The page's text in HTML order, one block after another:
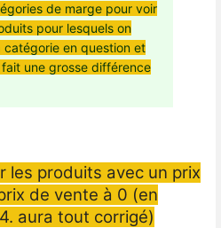
de marge pour voir
pour lesquels on
catégorie en question et
une grosse différence
les produits avec un prix
de vente à 0 (en
aura tout corrigé)